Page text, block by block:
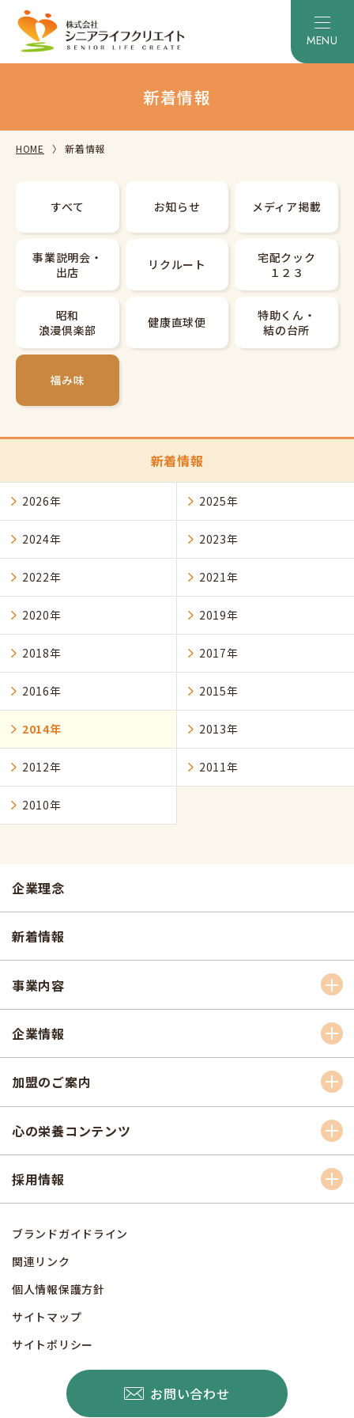
新着情報
HOME 新着情報
すべて お知らせ メディア掲載
事業説明会・
出店
リクルート
宅配クック
１２３
昭和
浪漫倶楽部
健康直球便
特助くん・
結の台所
福み味
新着情報
2026年 2025年
2024年 2023年
2022年 2021年
2020年 2019年
2018年 2017年
2016年 2015年
2014年 2013年
2012年 2011年
2010年
企業理念
新着情報
事業内容
企業情報
加盟のご案内
心の栄養コンテンツ
採用情報
ブランドガイドライン
関連リンク
個人情報保護方針
サイトマップ
サイトポリシー
お問い合わせ